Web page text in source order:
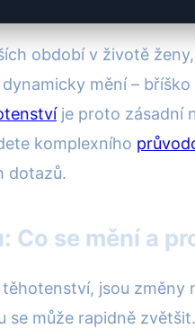
období v životě
mění –
je proto zásadní
komplexního
dotazů.
se mění a
jsou
může rapidně